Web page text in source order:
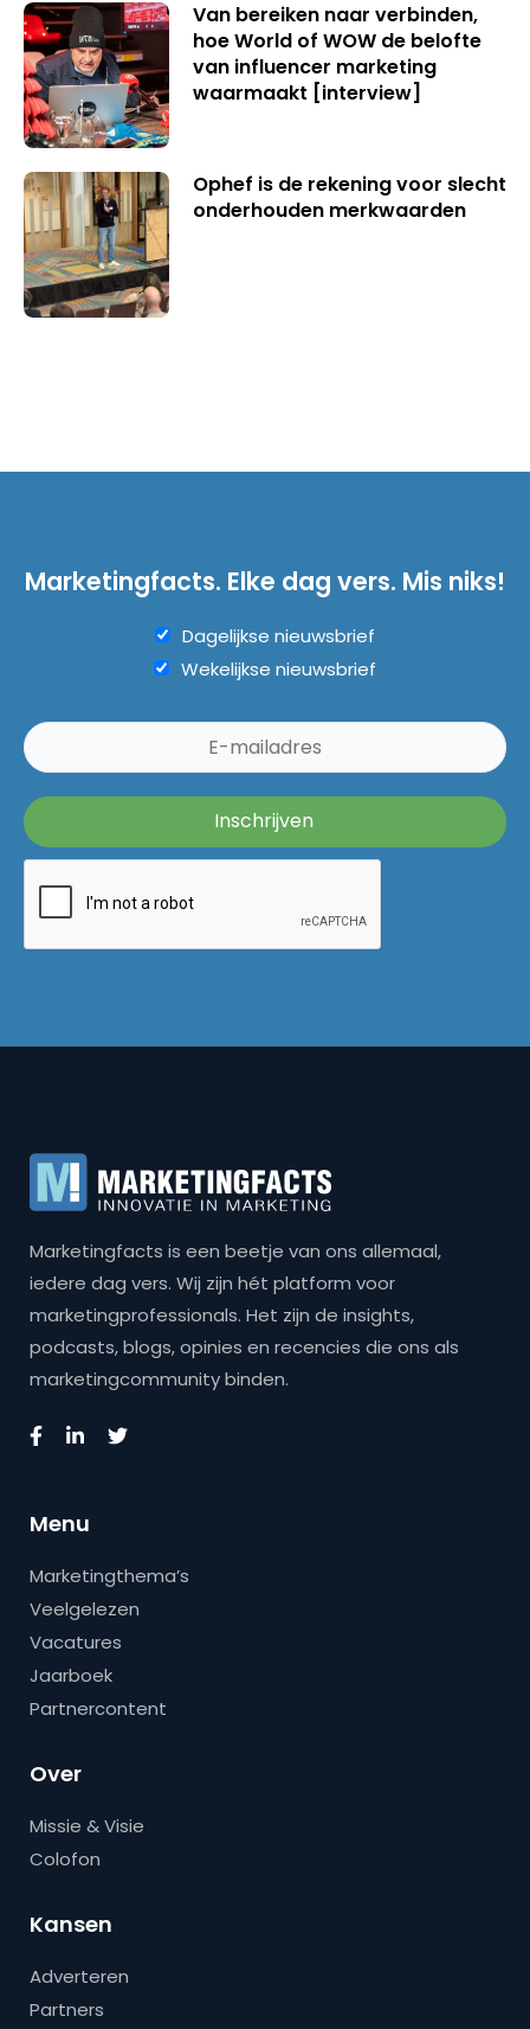
Van bereiken naar verbinden,
hoe World of WOW de belofte
van influencer marketing
waarmaakt [interview]
Ophef is de rekening voor slecht
onderhouden merkwaarden
Marketingfacts. Elke dag vers. Mis niks!
Dagelijkse nieuwsbrief
Wekelijkse nieuwsbrief
Marketingfacts is een beetje van ons allemaal,
iedere dag vers. Wij zijn hét platform voor
marketingprofessionals. Het zijn de insights,
podcasts, blogs, opinies en recencies die ons als
marketingcommunity binden.
Menu
Marketingthema’s
Veelgelezen
Vacatures
Jaarboek
Partnercontent
Over
Missie & Visie
Colofon
Kansen
Adverteren
Partners